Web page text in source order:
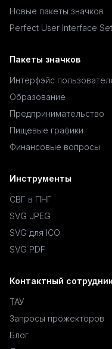
Новые пакеты значков
Perfect User Interface Set
Пакеты значков
Интерфэйс
Образование
Предпринимательство
Пищевые графики
Финансовые вопросы
Инструменты
СВГ в ПНГ
SVG JPEG
SVG для ICO
SVG PDF
Контактный
ТАУ
Запросы прожекторов
Блог